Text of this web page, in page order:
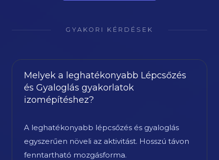
GYAKORI KÉRDÉSEK
Melyek a leghatékonyabb Lépcsőzés
és Gyaloglás gyakorlatok
izomépítéshez?
A leghatékonyabb lépcsőzés és gyaloglás
egyszerűen növeli az aktivitást. Hosszú távon
fenntartható mozgásforma.